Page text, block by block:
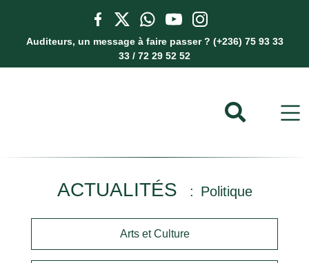
Auditeurs, un message à faire passer ? (+236) 75 93 33
33 / 72 29 52 52
ACTUALITÉS Politique
Arts et Culture